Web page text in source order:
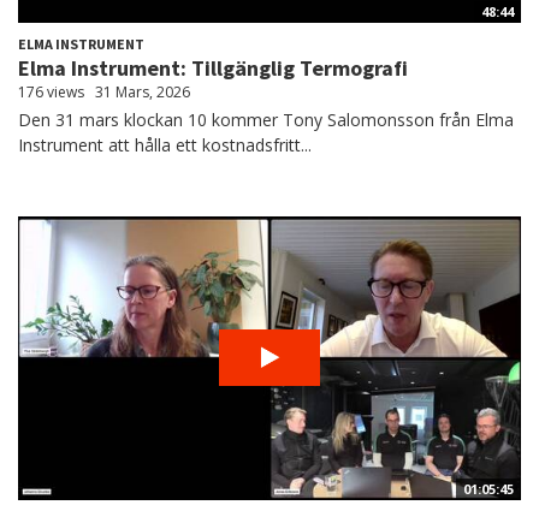
48:44
ELMA INSTRUMENT
Elma Instrument: Tillgänglig Termografi
176 views 31 Mars, 2026
Den 31 mars klockan 10 kommer Tony Salomonsson från Elma
Instrument att hålla ett kostnadsfritt...
01:05:45